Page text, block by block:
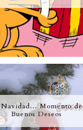
Momento de
Buenos Deseos